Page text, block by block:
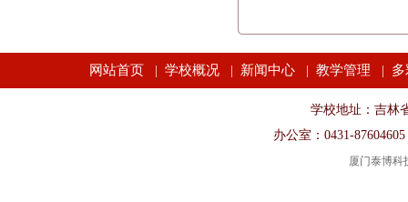
网站首页 学校概况 新闻中心 教学管理
学校地址：吉林
办公室：0431-
厦门泰博科